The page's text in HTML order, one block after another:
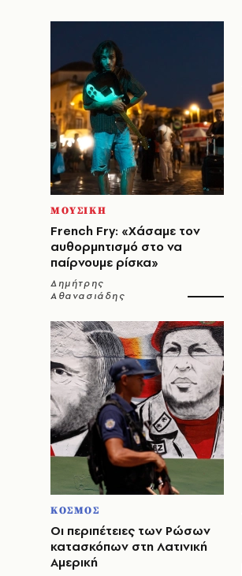
ΜΟΥΣΙΚΗ
French Fry: «Χάσαμε τον
αυθορμητισμό στο να
παίρνουμε ρίσκα»
Δημήτρης
Αθανασιάδης
ΚΟΣΜΟΣ
Οι περιπέτειες των Ρώσων
κατασκόπων στη Λατινική
Αμερική